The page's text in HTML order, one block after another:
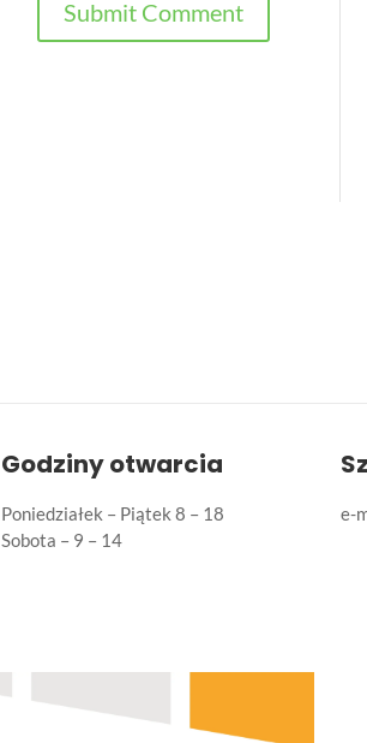
Godziny otwarcia
Poniedziałek – Piątek 8 – 18
Sobota – 9 – 14
e-